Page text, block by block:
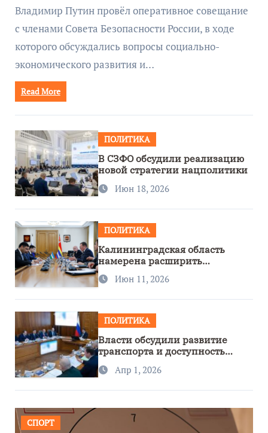
Владимир Путин провёл оперативное совещание
с членами Совета Безопасности России, в ходе
которого обсуждались вопросы социально-
экономического развития и…
Read More
ПОЛИТИКА
В СЗФО обсудили реализацию
новой стратегии нацполитики
Июн 18, 2026
ПОЛИТИКА
Калининградская область
намерена расширить
сотрудничество с Узбекистаном
Июн 11, 2026
ПОЛИТИКА
Власти обсудили развитие
транспорта и доступность
региона
Апр 1, 2026
СПОРТ